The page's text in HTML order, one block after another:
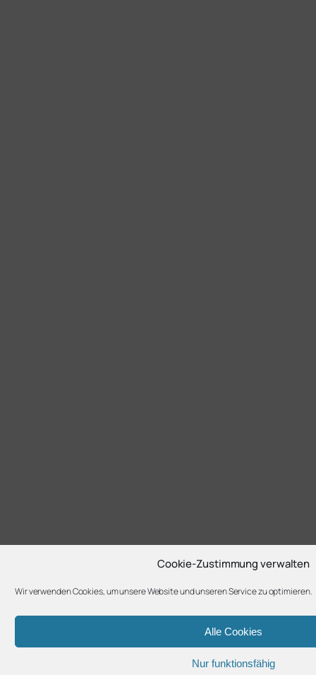
Cookie-Zustimmung verwalten
Wir verwenden Cookies, um unsere Website und unseren Service zu optimieren.
Alle Cookies
Nur funktionsfähig